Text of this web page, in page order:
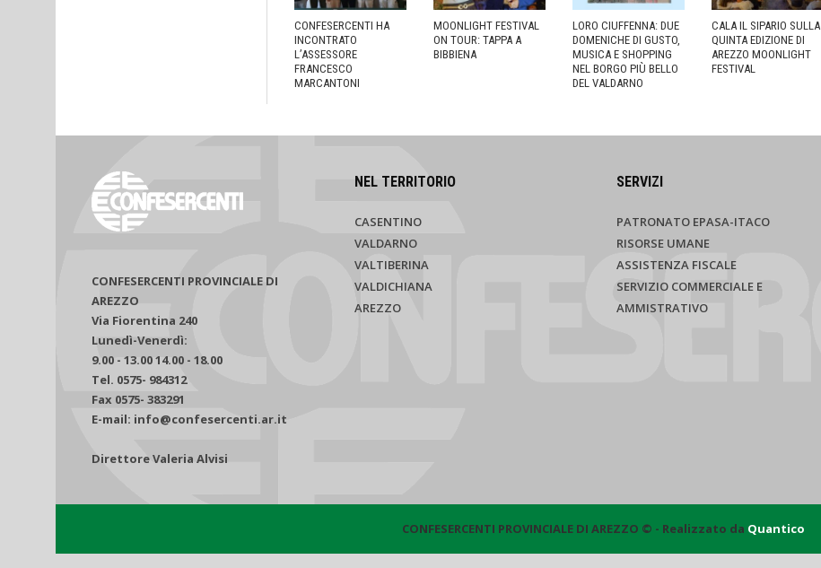
CONFESERCENTI HA
INCONTRATO
L’ASSESSORE
FRANCESCO
MARCANTONI
MOONLIGHT FESTIVAL
ON TOUR: TAPPA A
BIBBIENA
LORO CIUFFENNA: DUE
DOMENICHE DI GUSTO,
MUSICA E SHOPPING
NEL BORGO PIÙ BELLO
DEL VALDARNO
CALA IL SIPARIO SULLA
QUINTA EDIZIONE DI
AREZZO MOONLIGHT
FESTIVAL
CONFESERCENTI PROVINCIALE DI
AREZZO
Via Fiorentina 240
Lunedì-Venerdì:
9.00 - 13.00 14.00 - 18.00
Tel. 0575- 984312
Fax 0575- 383291
E-mail: info@confesercenti.ar.it
Direttore Valeria Alvisi
NEL TERRITORIO
CASENTINO
VALDARNO
VALTIBERINA
VALDICHIANA
AREZZO
SERVIZI
PATRONATO EPASA-ITACO
RISORSE UMANE
ASSISTENZA FISCALE
SERVIZIO COMMERCIALE E
AMMISTRATIVO
CONFESERCENTI PROVINCIALE DI AREZZO © - Realizzato da Quantico